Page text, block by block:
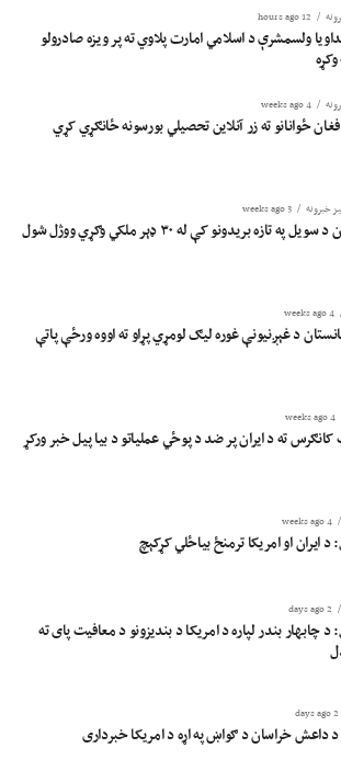
12 hours ago
ولسمشرې د اسلامي امارت پلاوي ته پر ویزه صادرولو
4 weeks ago
ځوانانو ته زر آنلاین تحصیلي بورسونه ځانګړي کړي
خبرونه 3 weeks ago
په تازه بریدونو کې له ۳۰ ډېر ملکي وګړي ووژل شول
4 weeks ago
د غېږنیونې غوره لیګ لومړي پړاو ته اووه ورځې پاتې
4 weeks ago
ته د ایران پر ضد د پوځي عملیاتو د بیا پیل خبر ورکړ
4 weeks ago
ایران او امریکا ترمنځ بیاځلي کړکېچ
2 days ago
چابهار بندر لپاره د امریکا د بندیزونو د معافیت پای ته
2 days ago
داعش خراسان د ګواښ په اړه د امریکا خبرداری